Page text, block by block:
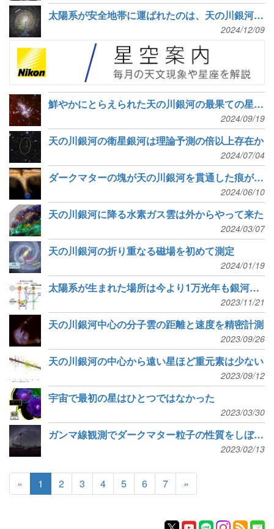
太陽系が安全地帯に運ばれたのは、天の川銀河の変化のおかげ
2024/12/09
鮮やかにとらえられた天の川銀河の最果ての星形成
2024/09/19
天の川銀河の衛星銀河は理論予測の倍以上存在か
2024/07/04
ダークマターの塊が天の川銀河を貫通した痕が見つかった
2024/06/10
天の川銀河に降る水素ガス雲は外からやって来た
2024/03/07
天の川銀河の折り重なる磁場を初めて測定
2024/01/19
太陽系が生まれた場所は今より1万光年も銀河の内側
2023/11/21
天の川銀河中心の分子雲の距離と速度を精密計測
2023/09/26
天の川銀河の中心から遠い星ほど重元素は少ない
2023/09/12
宇宙で最初の星はひとつではなかった
2023/03/30
ガンマ線観測でダークマター粒子の性質をしぼり込む新成果
2023/02/13
« 1 2 3 4 5 6 7 »